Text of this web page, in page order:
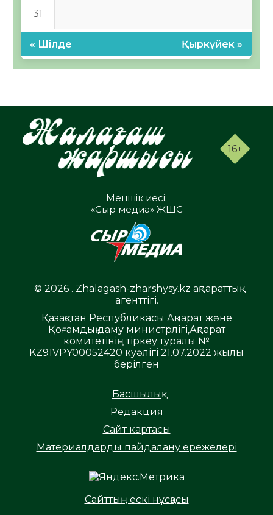
31
« Шілде Қыркүйек »
16+
Меншік иесі:
«Сыр медиа» ЖШС
© 2026 . Zhalagash-zharshysy.kz ақпараттық
агенттігі.
Қазақстан Республикасы Ақпарат және
Қоғамдық даму министрлігі,Ақпарат
комитетінің тіркеу туралы №
KZ91VPY00052420 куәлігі 21.07.2022 жылы
берілген
Басшылық
Редакция
Сайт картасы
Материалдарды пайдалану ережелері
Сайттың ескі нұсқасы